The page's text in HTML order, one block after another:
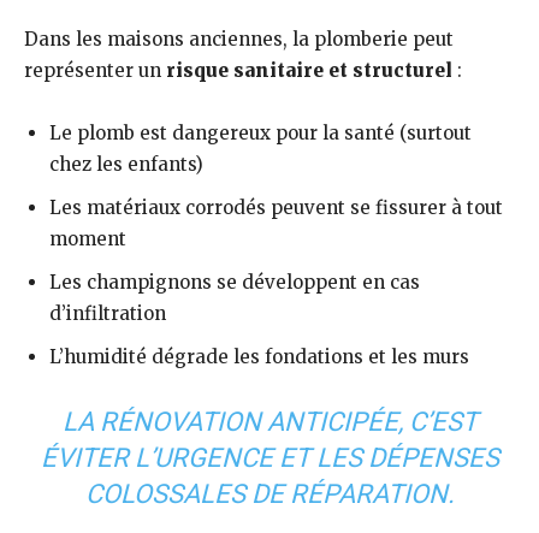
Dans les maisons anciennes, la plomberie peut
représenter un risque sanitaire et structurel :
Le plomb est dangereux pour la santé (surtout
chez les enfants)
Les matériaux corrodés peuvent se fissurer à tout
moment
Les champignons se développent en cas
d’infiltration
L’humidité dégrade les fondations et les murs
LA RÉNOVATION ANTICIPÉE, C’EST
ÉVITER L’URGENCE ET LES DÉPENSES
COLOSSALES DE RÉPARATION.